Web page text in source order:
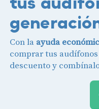
Con la ayuda
comprar tus
descuento y